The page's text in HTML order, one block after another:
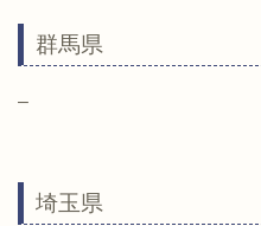
群馬県
–
埼玉県